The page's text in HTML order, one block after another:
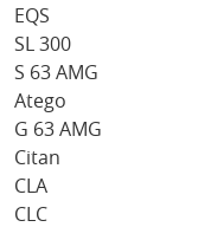
EQS
SL 300
S 63 AMG
Atego
G 63 AMG
Citan
CLA
CLC